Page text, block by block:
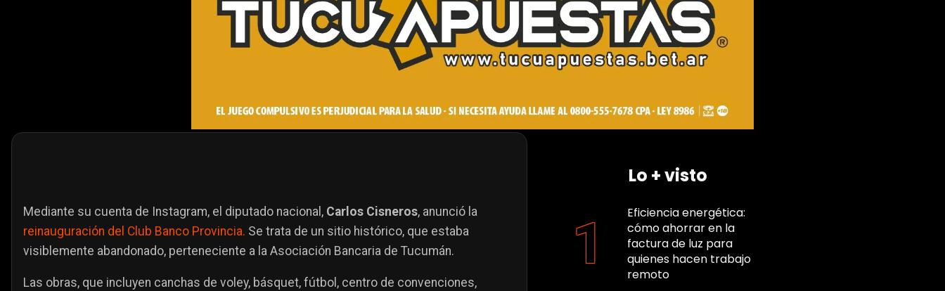
Mediante su cuenta de Instagram, el diputado nacional, Carlos Cisneros, anunció la
reinauguración del Club Banco Provincia. Se trata de un sitio histórico, que estaba
visiblemente abandonado, perteneciente a la Asociación Bancaria de Tucumán.
Las obras, que incluyen canchas de voley, básquet, fútbol, centro de convenciones,
Lo + visto
Eficiencia energética:
cómo ahorrar en la
factura de luz para
quienes hacen trabajo
remoto